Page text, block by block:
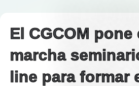
El CGCOM pone
marcha
line para formar